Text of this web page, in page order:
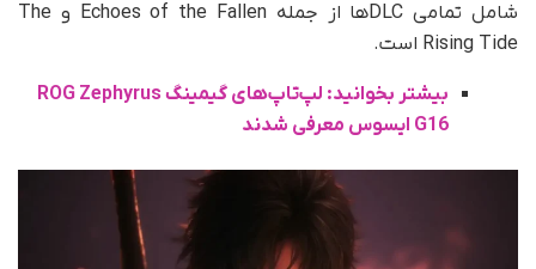
شامل تمامی DLCها از جمله Echoes of the Fallen و The
Rising Tide است.
بیشتر بخوانید: لپ‌تاپ‌های گیمینگ ROG Zephyrus
G16 ایسوس معرفی شدند